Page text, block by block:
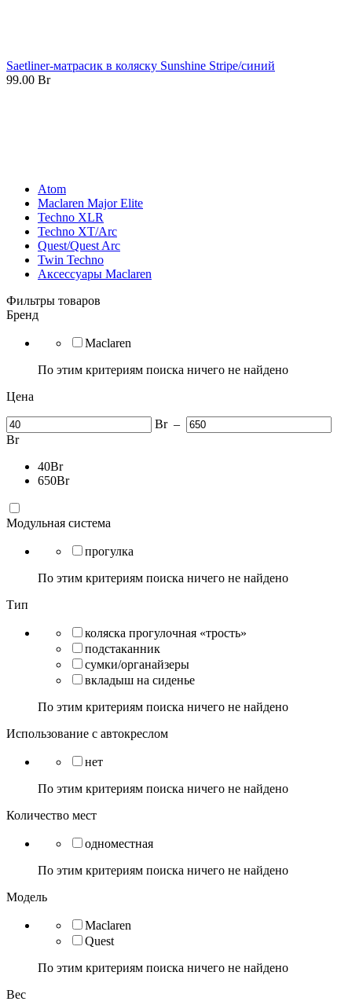
Saetliner-матрасик в коляску Sunshine Stripe/синий
99.00 Br
Atom
Maclaren Major Elite
Techno XLR
Techno XT/Arc
Quest/Quest Arc
Twin Techno
Аксессуары Maclaren
Фильтры товаров
Бренд
Maclaren
По этим критериям поиска ничего не найдено
Цена
Br –
Br
40Br
650Br
Модульная система
прогулка
По этим критериям поиска ничего не найдено
Тип
коляска прогулочная «трость»
подстаканник
сумки/органайзеры
вкладыш на сиденье
По этим критериям поиска ничего не найдено
Использование с автокреслом
нет
По этим критериям поиска ничего не найдено
Количество мест
одноместная
По этим критериям поиска ничего не найдено
Модель
Maclaren
Quest
По этим критериям поиска ничего не найдено
Вес